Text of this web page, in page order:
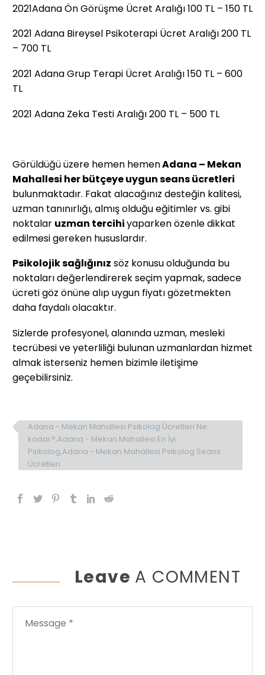
2021Adana Ön Görüşme Ücret Aralığı 100 TL ­­­– 150 TL
2021 Adana Bireysel Psikoterapi Ücret Aralığı 200 TL
– 700 TL
2021 Adana Grup Terapi Ücret Aralığı 150 TL – 600
TL
2021 Adana Zeka Testi Aralığı 200 TL – 500 TL
Görüldüğü üzere hemen hemenAdana – Mekan
Mahallesi her bütçeye uygun seans ücretleri
bulunmaktadır. Fakat alacağınız desteğin kalitesi,
uzman tanınırlığı, almış olduğu eğitimler vs. gibi
noktalar uzman tercihiyaparken özenle dikkat
edilmesi gereken hususlardır.
Psikolojik sağlığınız söz konusu olduğunda bu
noktaları değerlendirerek seçim yapmak, sadece
ücreti göz önüne alıp uygun fiyatı gözetmekten
daha faydalı olacaktır.
Sizlerde profesyonel, alanında uzman, mesleki
tecrübesi ve yeterliliği bulunan uzmanlardan hizmet
almak isterseniz hemen bizimle iletişime
geçebilirsiniz.
Adana - Mekan Mahallesi Psikolog Ücretleri Ne
kadar?,Adana - Mekan Mahallesi En İyi
Psikolog,Adana - Mekan Mahallesi Psikolog Seans
Ücretleri
Leave A COMMENT